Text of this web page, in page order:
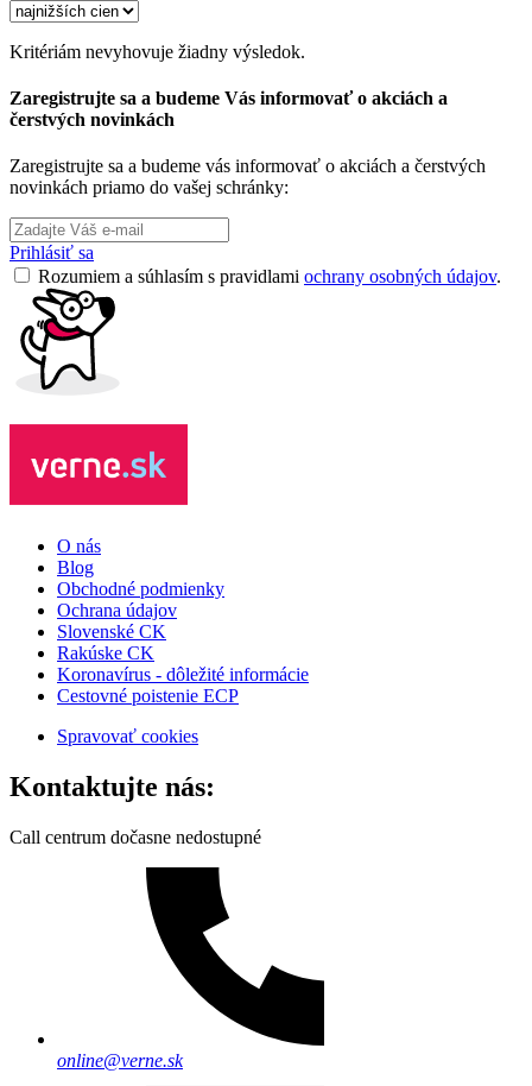
Kritériám nevyhovuje žiadny výsledok.
Zaregistrujte sa a budeme Vás informovať o akciách a
čerstvých novinkách
Zaregistrujte sa a budeme vás informovať o akciách a čerstvých
novinkách priamo do vašej schránky:
Prihlásiť sa
Rozumiem a súhlasím s pravidlami ochrany osobných údajov.
O nás
Blog
Obchodné podmienky
Ochrana údajov
Slovenské CK
Rakúske CK
Koronavírus - dôležité informácie
Cestovné poistenie ECP
Spravovať cookies
Kontaktujte nás:
Call centrum dočasne nedostupné
online@verne.sk